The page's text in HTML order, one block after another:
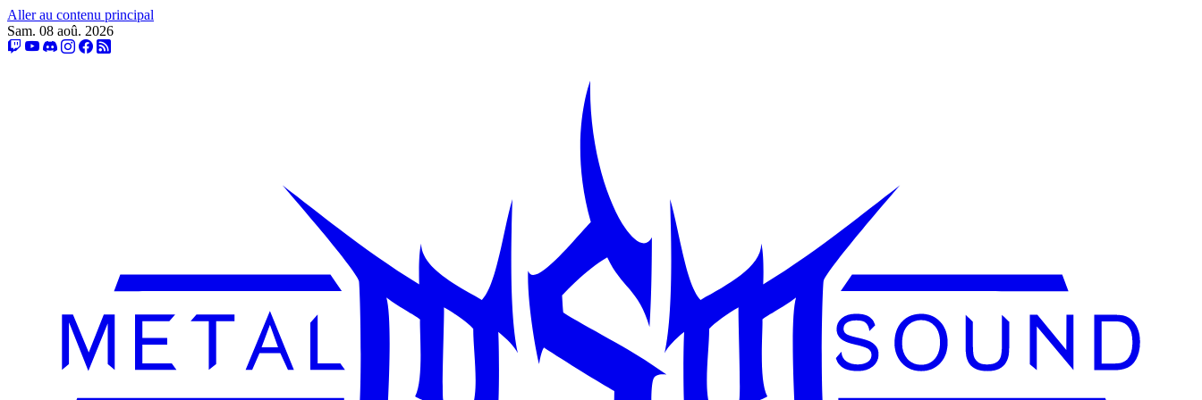
Aller au contenu principal
Sam. 08 aoû. 2026